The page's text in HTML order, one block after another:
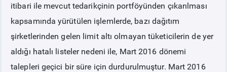
MALİ UZLAŞTIRMA
itibari ile mevcut tedarikçinin portföyünden çıkarılması
kapsamında yürütülen işlemlerde, bazı dağıtım
şirketlerinden gelen limit altı olmayan tüketicilerin de yer
aldığı hatalı listeler nedeni ile, Mart 2016 dönemi
talepleri geçici bir süre için durdurulmuştur. Mart 2016